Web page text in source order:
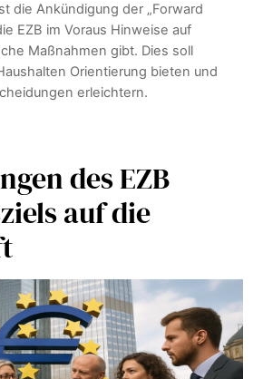
die Ankündigung der „Forward
EZB im Voraus Hinweise auf
Maßnahmen gibt. Dies soll
Orientierung bieten und
erleichtern.
des EZB
auf die